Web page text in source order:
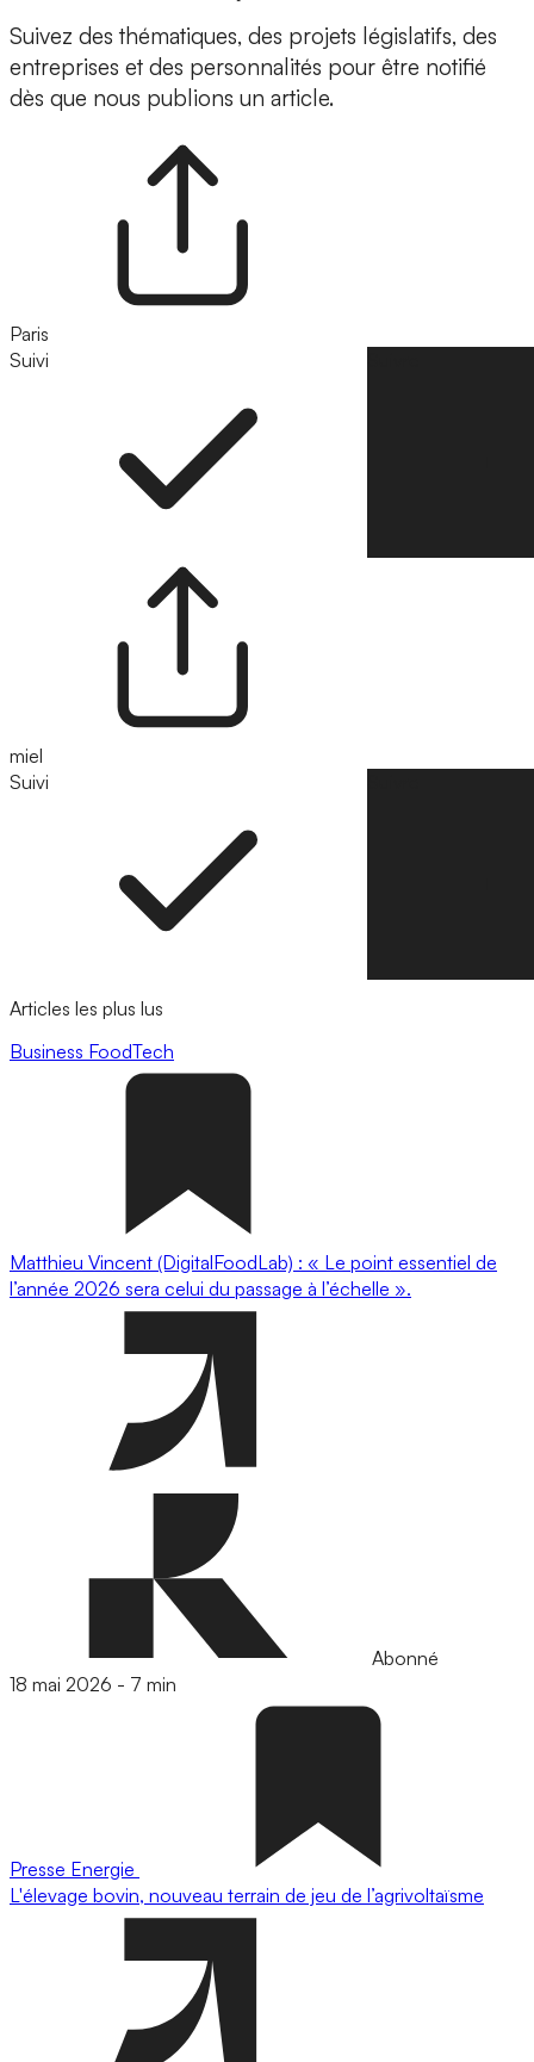
Suivez des thématiques, des projets législatifs, des
entreprises et des personnalités pour être notifié
dès que nous publions un article.
Paris
Suivi
miel
Suivi
Articles les plus lus
Business FoodTech
Matthieu Vincent (DigitalFoodLab) : « Le point essentiel de
l’année 2026 sera celui du passage à l’échelle ».
Abonné
18 mai 2026 - 7 min
Presse Energie
L'élevage bovin, nouveau terrain de jeu de l’agrivoltaïsme